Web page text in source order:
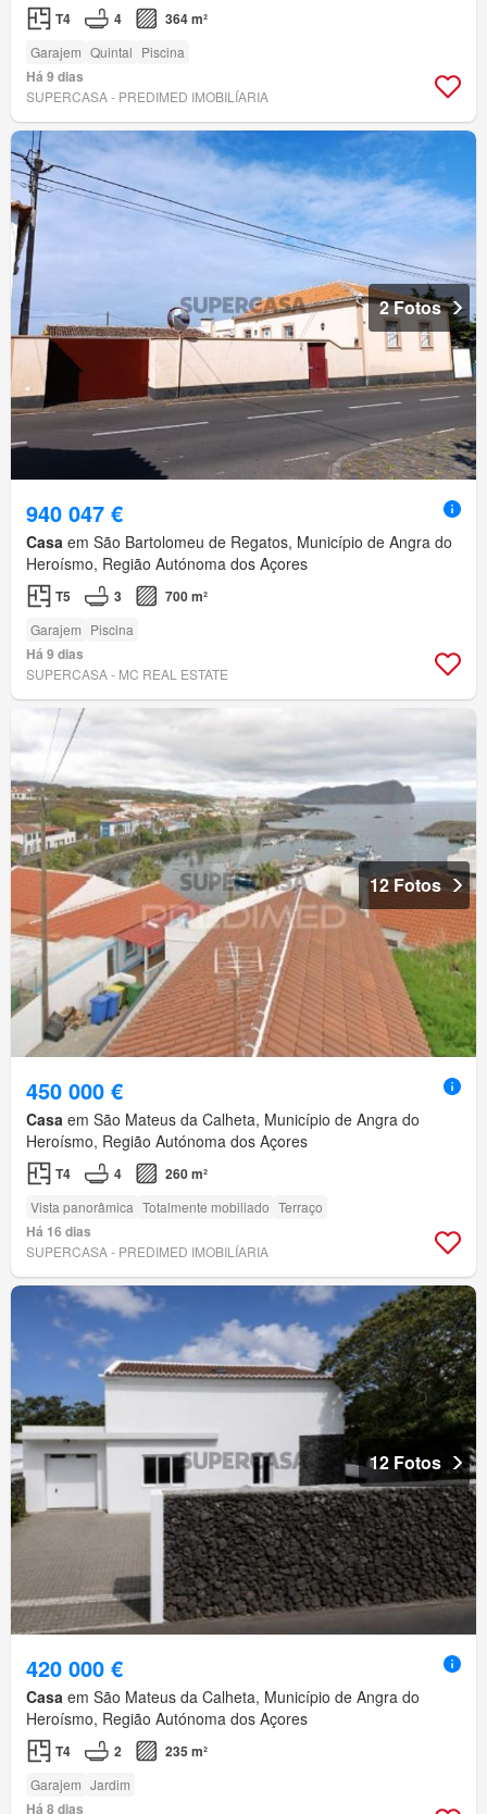
T4 4 364 m²
Garajem Quintal Piscina
Há 9 dias
SUPERCASA - PREDIMED IMOBILÍARIA
2 Fotos
940 047 €
Casa em São Bartolomeu de Regatos, Município de Angra do
Heroísmo, Região Autónoma dos Açores
T5 3 700 m²
Garajem Piscina
Há 9 dias
SUPERCASA - MC REAL ESTATE
12 Fotos
450 000 €
Casa em São Mateus da Calheta, Município de Angra do
Heroísmo, Região Autónoma dos Açores
T4 4 260 m²
Vista panorâmica Totalmente mobiliado Terraço
Há 16 dias
SUPERCASA - PREDIMED IMOBILÍARIA
12 Fotos
420 000 €
Casa em São Mateus da Calheta, Município de Angra do
Heroísmo, Região Autónoma dos Açores
T4 2 235 m²
Garajem Jardim
Há 8 dias